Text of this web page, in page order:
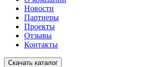
Новости
Партнеры
Проекты
Отзывы
Контакты
Скачать каталог